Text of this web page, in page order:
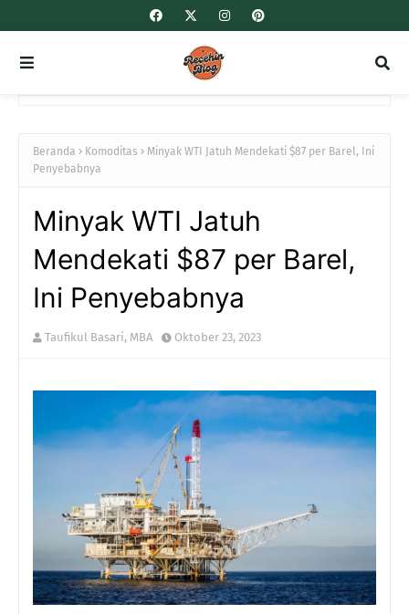
Beranda Komoditas
Minyak WTI Jatuh Mendekati $87 per Barel, Ini
Penyebabnya
Minyak WTI Jatuh
Mendekati $87 per Barel,
Ini Penyebabnya
Taufikul Basari, MBA Oktober 23, 2023